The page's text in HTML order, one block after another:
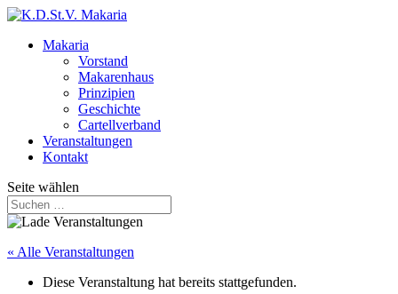
Makaria
Vorstand
Makarenhaus
Prinzipien
Geschichte
Cartellverband
Veranstaltungen
Kontakt
Seite wählen
« Alle Veranstaltungen
Diese Veranstaltung hat bereits stattgefunden.